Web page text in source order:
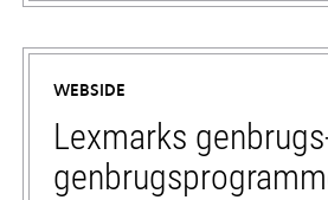
opens
in
new
tab
WEBSIDE
Lexmarks